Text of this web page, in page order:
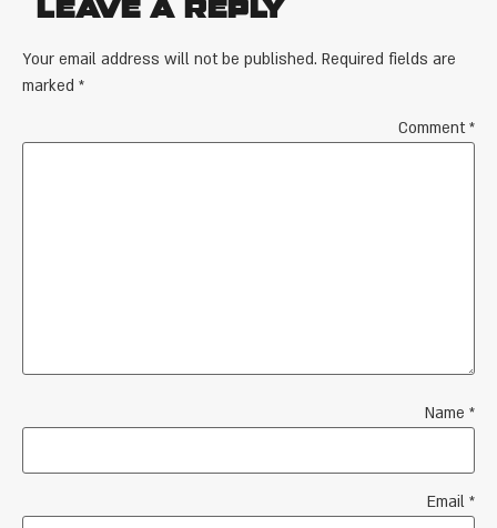
Leave a Reply
Your email address will not be published. Required fields are
marked *
Comment*
Name *
Email *